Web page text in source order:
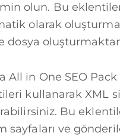
olun. Bu
olarak
dosya
All in One SEO
kullanarak XML
Bu
sayfaları ve